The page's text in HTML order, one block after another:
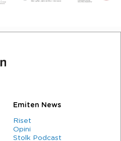
Emiten News
Riset
Opini
Stolk Podcast